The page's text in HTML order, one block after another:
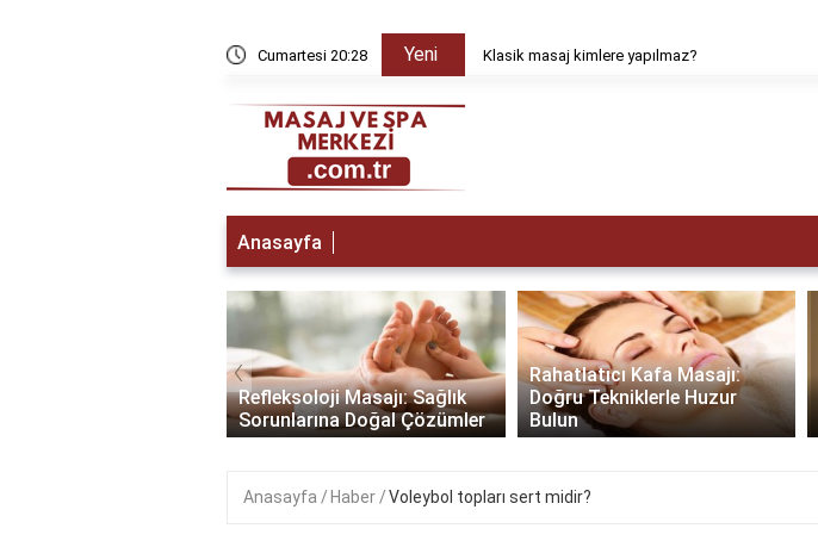
Cumartesi 20:28 Yeni Klasik masaj kimlere yapılmaz?
Anasayfa
Refleksoloji Masajı: Sağlık
Sorunlarına Doğal Çözümler
Rahatlatıcı Kafa Masajı:
Doğru Tekniklerle Huzur
Bulun
‹
Anasayfa Haber Voleybol topları sert midir?